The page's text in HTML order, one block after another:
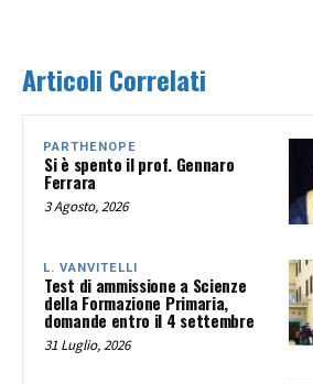
Articoli Correlati
PARTHENOPE
Si è spento il prof. Gennaro
Ferrara
3 Agosto, 2026
L. VANVITELLI
Test di ammissione a Scienze
della Formazione Primaria,
domande entro il 4 settembre
31 Luglio, 2026